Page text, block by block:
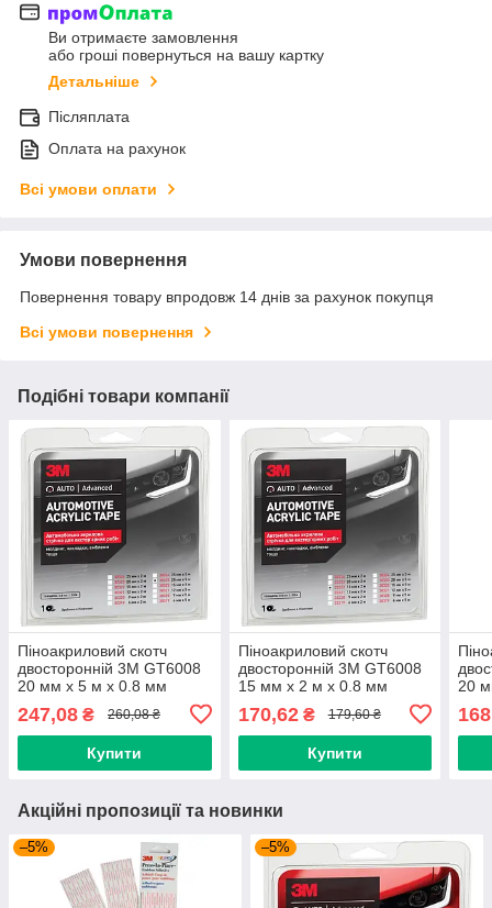
Ви отримаєте замовлення
або гроші повернуться на вашу картку
Детальніше
Післяплата
Оплата на рахунок
Всі умови оплати
Умови повернення
Повернення товару впродовж 14 днів за рахунок покупця
Всі умови повернення
Подібні товари компанії
Піноакриловий скотч
двосторонній 3M GT6008
20 мм x 5 м х 0.8 мм
247,08 ₴ 260,08 ₴
Купити
Піноакриловий скотч
двосторонній 3M GT6008
15 мм x 2 м х 0.8 мм
170,62₴ 179,60 ₴
Купити
20
Акційні пропозиції та новинки
–5% –5%